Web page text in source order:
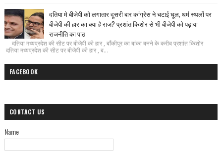
दतिया मे बीजेपी को लगातार दूसरी बार कांग्रेस ने चटाई धूल, धर्म स्थलों पर
बीजेपी की हार का क्या है राज? प्रशांत किशोर से भी बीजेपी को पढ़ाया
राजनीति का पाठ
दतिया मध्यप्रदेश की सीट पर बीजेपी की हार , बाँकीपुर का बांका बनने के करीब प्रशांत किशोर
दतिया मध्यप्रदेश की सीट पर बीजेपी की हार , ब...
FACEBOOK
CONTACT US
Name